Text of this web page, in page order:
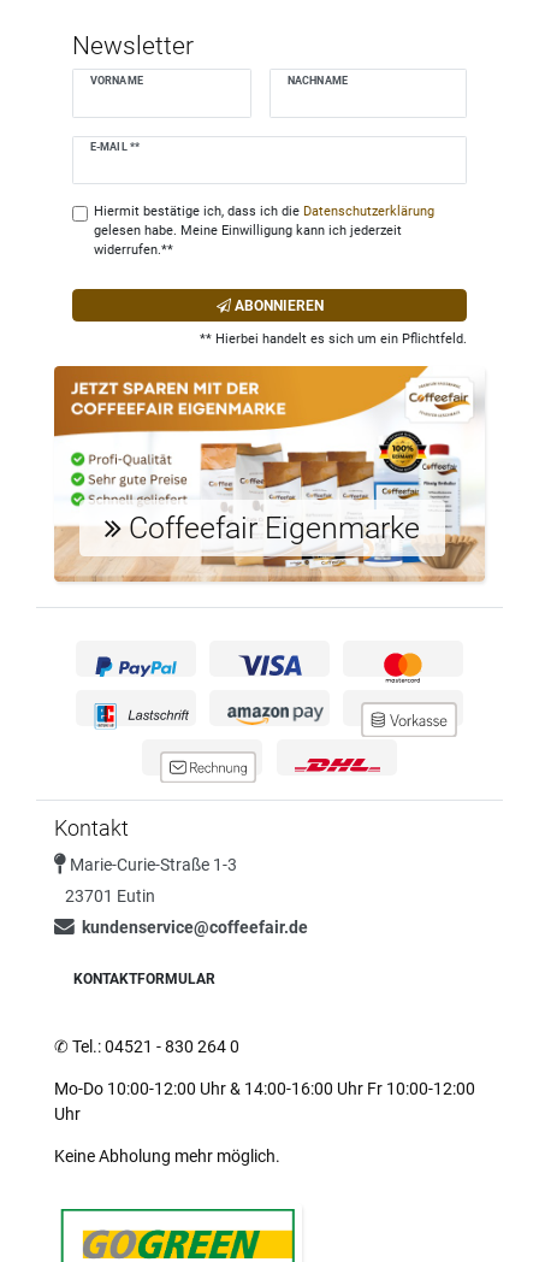
Newsletter
VORNAME NACHNAME
E-MAIL **
Newsletter
Hiermit bestätige ich, dass ich die Daten­schutz­erklärung
gelesen habe. Meine Einwilligung kann ich jederzeit
widerrufen.**
ABONNIEREN
** Hierbei handelt es sich um ein Pflichtfeld.
Coffeefair Eigenmarke
Kontakt
Marie-Curie-Straße 1-3
23701 Eutin
kundenservice@coffeefair.de
KONTAKTFORMULAR
✆Tel.: 04521 - 830 264 0
Mo-Do 10:00-12:00 Uhr & 14:00-16:00 Uhr Fr 10:00-12:00
Uhr
Keine Abholung mehr möglich.